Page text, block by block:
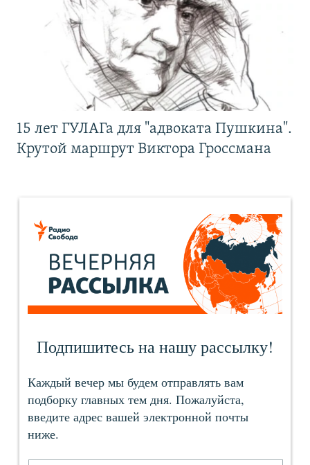
15 лет ГУЛАГа для "адвоката Пушкина".
Крутой маршрут Виктора Гроссмана